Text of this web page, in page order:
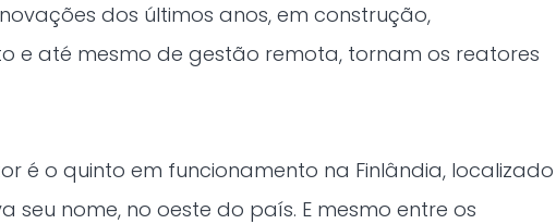
dos últimos anos, em construção,
e até mesmo de gestão remota, tornam os reatores
é o quinto em funcionamento na Finlândia, localizado
seu nome, no oeste do país. E mesmo entre os